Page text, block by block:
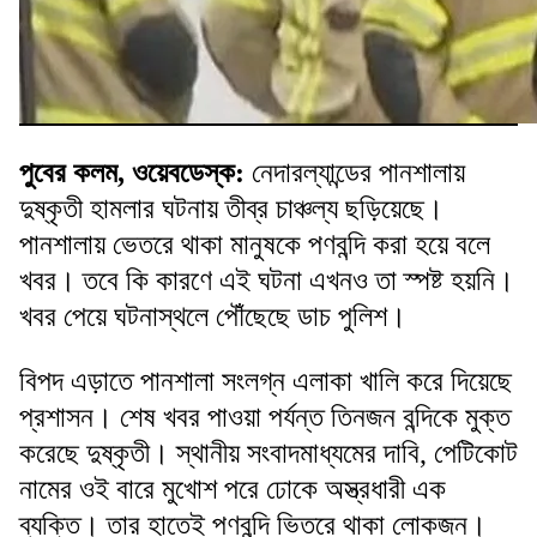
পুবের কলম, ওয়েবডেস্ক: নেদারল্যান্ডের পানশালায়
দুষ্কৃতী হামলার ঘটনায় তীব্র চাঞ্চল্য ছড়িয়েছে।
পানশালায় ভেতরে থাকা মানুষকে পণবন্দি করা হয়ে বলে
খবর। তবে কি কারণে এই ঘটনা এখনও তা স্পষ্ট হয়নি।
খবর পেয়ে ঘটনাস্থলে পৌঁছেছে ডাচ পুলিশ।
বিপদ এড়াতে পানশালা সংলগ্ন এলাকা খালি করে দিয়েছে
প্রশাসন। শেষ খবর পাওয়া পর্যন্ত তিনজন বন্দিকে মুক্ত
করেছে দুষ্কৃতী। স্থানীয় সংবাদমাধ্যমের দাবি, পেটিকোট
নামের ওই বারে মুখোশ পরে ঢোকে অস্ত্রধারী এক
ব্যক্তি। তার হাতেই পণবন্দি ভিতরে থাকা লোকজন।